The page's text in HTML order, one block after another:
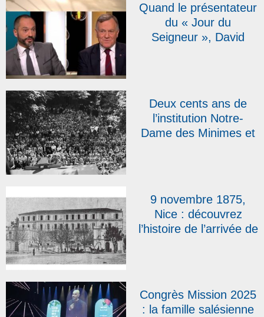
Quand le présentateur
du « Jour du
Seigneur », David
Notre-Dame-des
Minimes
Deux cents ans de
l’institution Notre-
Dame des Minimes et
un peu d’histoire avant
la messe télévisée
9 novembre 1875,
Nice : découvrez
l’histoire de l’arrivée de
Congrès Mission 2025
: la famille salésienne